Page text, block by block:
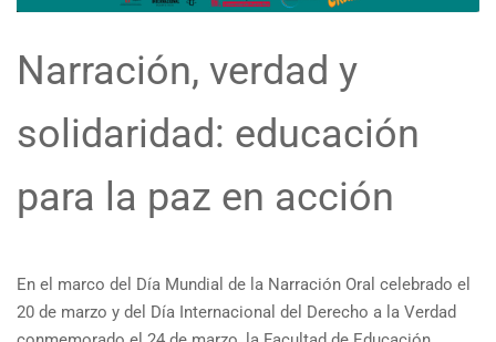
Narración, verdad y
solidaridad: educación
para la paz en acción
En el marco del Día Mundial de la Narración Oral celebrado el
20 de marzo y del Día Internacional del Derecho a la Verdad